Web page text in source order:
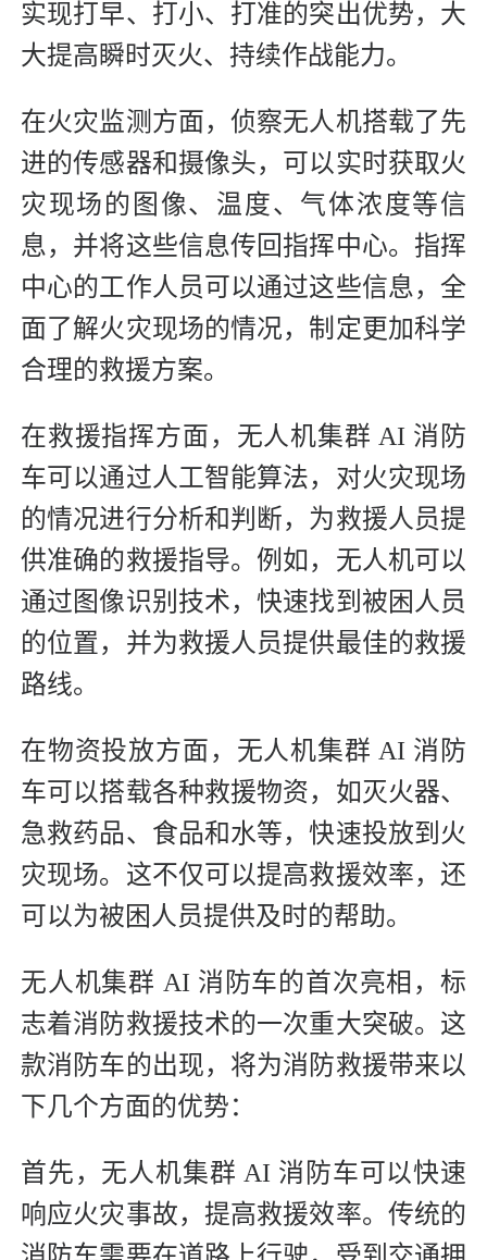
实现打早、打小、打准的突出优势，大
大提高瞬时灭火、持续作战能力。
在火灾监测方面，侦察无人机搭载了先
进的传感器和摄像头，可以实时获取火
灾现场的图像、温度、气体浓度等信
息，并将这些信息传回指挥中心。指挥
中心的工作人员可以通过这些信息，全
面了解火灾现场的情况，制定更加科学
合理的救援方案。
在救援指挥方面，无人机集群 AI 消防
车可以通过人工智能算法，对火灾现场
的情况进行分析和判断，为救援人员提
供准确的救援指导。例如，无人机可以
通过图像识别技术，快速找到被困人员
的位置，并为救援人员提供最佳的救援
路线。
在物资投放方面，无人机集群 AI 消防
车可以搭载各种救援物资，如灭火器、
急救药品、食品和水等，快速投放到火
灾现场。这不仅可以提高救援效率，还
可以为被困人员提供及时的帮助。
无人机集群 AI 消防车的首次亮相，标
志着消防救援技术的一次重大突破。这
款消防车的出现，将为消防救援带来以
下几个方面的优势：
首先，无人机集群 AI 消防车可以快速
响应火灾事故，提高救援效率。传统的